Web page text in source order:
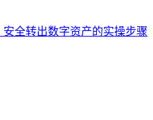
安全转出数字资产的实操步骤